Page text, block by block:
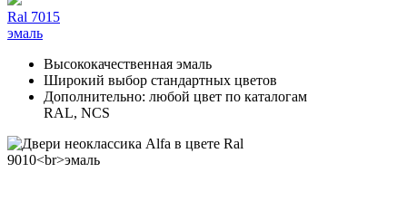
Ral 7015
эмаль
Высококачественная эмаль
Широкий выбор стандартных цветов
Дополнительно: любой цвет по каталогам
RAL, NCS